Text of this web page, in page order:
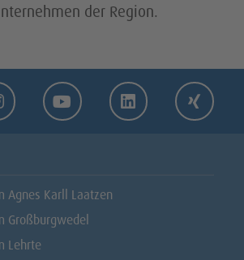
der Region.
Youtube LinkedIn Xing
Agnes Karll Laatzen
Großburgwedel
Lehrte